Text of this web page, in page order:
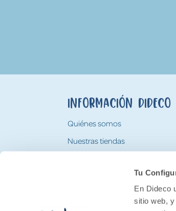
Tu
En Dideco
sitio web,
Información Dideco
Quiénes somos
Nuestras tiendas
Tarjeta Regalo Dideco